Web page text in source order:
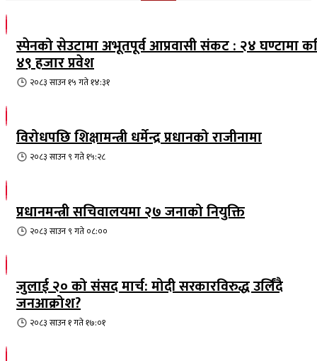
स्पेनको सेउटामा अभूतपूर्व आप्रवासी संकट : २४ घण्टामा
४९ हजार प्रवेश
२०८३ साउन १५ गते १४:३१
विरोधपछि शिक्षामन्त्री धर्मेन्द्र प्रधानको राजीनामा
२०८३ साउन ९ गते १५:२८
प्रधानमन्त्री सचिवालयमा २७ जनाको नियुक्ति
२०८३ साउन ९ गते ०८:००
जुलाई २० को संसद मार्च: मोदी सरकारविरुद्ध उर्लिंदै
जनआक्रोश?
२०८३ साउन १ गते १७:०१